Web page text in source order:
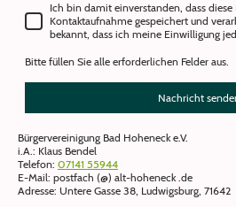
Ich bin damit einverstanden, dass
Kontaktaufnahme gespeichert und
bekannt, dass ich meine Einwilligung
Bitte füllen Sie alle erforderlichen Felder aus.
Nachricht
Bürgervereinigung Bad Hoheneck e.V.
i.A.: Klaus Bendel
Telefon: 07141 55944
E-Mail: postfach (@) alt-hoheneck .de
Adresse: Untere Gasse 38, Ludwigsburg, 71642